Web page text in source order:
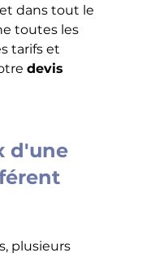
dans tout le
toutes les
tarifs et
devis
d'une
plusieurs